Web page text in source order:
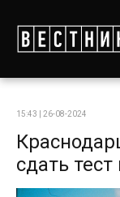
15:43 | 26-08-2024
сдать